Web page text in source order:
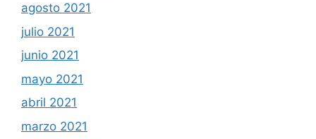
agosto 2021
julio 2021
junio 2021
mayo 2021
abril 2021
marzo 2021